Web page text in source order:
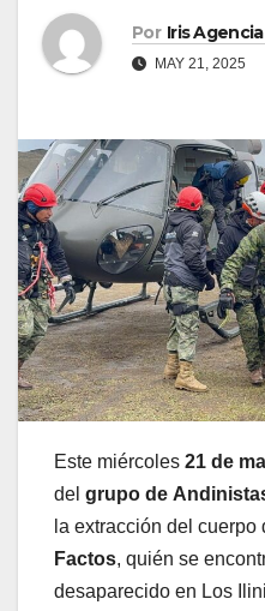
Por Iris
MAY 21, 2025
Este miércoles 21 de
del grupo de
la extracción del cuerpo
Factos, quién se
desaparecido en Los